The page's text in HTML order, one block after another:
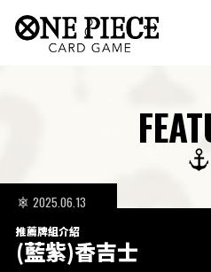
推薦牌組介紹
(藍紫)香吉士
2025.06.13